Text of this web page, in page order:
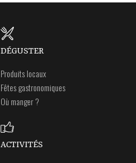
DÉGUSTER
Produits locaux
Fêtes gastronomiques
Où manger ?
ACTIVITÉS